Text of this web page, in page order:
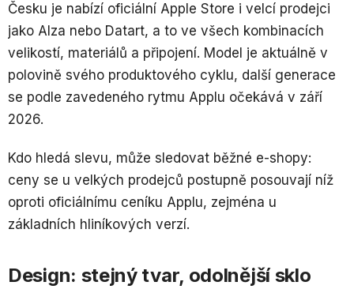
Česku je nabízí oficiální Apple Store i velcí prodejci
jako Alza nebo Datart, a to ve všech kombinacích
velikostí, materiálů a připojení. Model je aktuálně v
polovině svého produktového cyklu, další generace
se podle zavedeného rytmu Applu očekává v září
2026.
Kdo hledá slevu, může sledovat běžné e-shopy:
ceny se u velkých prodejců postupně posouvají níž
oproti oficiálnímu ceníku Applu, zejména u
základních hliníkových verzí.
Design: stejný tvar, odolnější sklo